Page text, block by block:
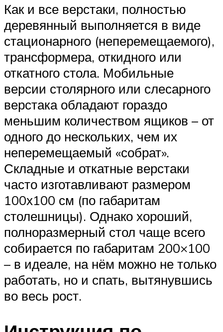
Как и все верстаки, полностью
деревянный выполняется в виде
стационарного (неперемещаемого),
трансформера, откидного или
откатного стола. Мобильные
версии столярного или слесарного
верстака обладают гораздо
меньшим количеством ящиков – от
одного до нескольких, чем их
неперемещаемый «собрат».
Складные и откатные верстаки
часто изготавливают размером
100х100 см (по габаритам
столешницы). Однако хороший,
полноразмерный стол чаще всего
собирается по габаритам 200×100
– в идеале, на нём можно не только
работать, но и спать, вытянувшись
во весь рост.